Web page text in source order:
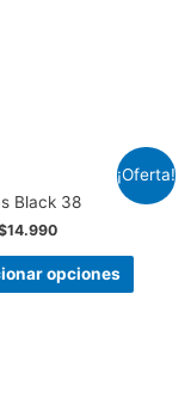
¡Oferta!
Black 38
14.990
opciones